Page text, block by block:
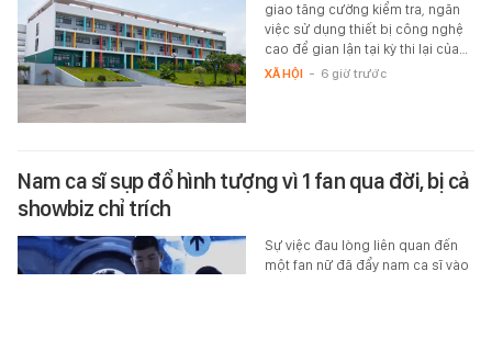
giao tăng cường kiểm tra, ngăn
việc sử dụng thiết bị công nghệ
cao để gian lận tại kỳ thi lại của…
XÃ HỘI - 6 giờ trước
Nam ca sĩ sụp đổ hình tượng vì 1 fan qua đời, bị cả
showbiz chỉ trích
Sự việc đau lòng liên quan đến
một fan nữ đã đẩy nam ca sĩ vào